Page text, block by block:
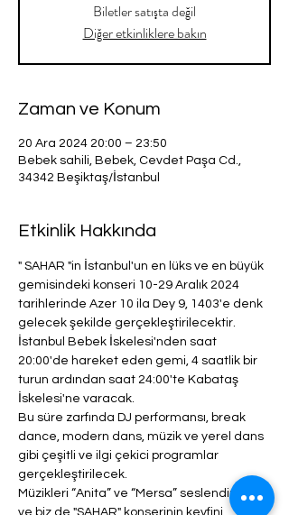
Biletler satışta değil
Diğer etkinliklere bakın
Zaman ve Konum
20 Ara 2024 20:00 – 23:50
Bebek sahili, Bebek, Cevdet Paşa Cd.,
34342 Beşiktaş/İstanbul
Etkinlik Hakkında
" SAHAR "in İstanbul'un en lüks ve en büyük
gemisindeki konseri 10-29 Aralık 2024
tarihlerinde Azer 10 ila Dey 9, 1403'e denk
gelecek şekilde gerçekleştirilecektir.
İstanbul Bebek İskelesi'nden saat
20:00'de hareket eden gemi, 4 saatlik bir
turun ardından saat 24:00'te Kabataş
İskelesi'ne varacak.
Bu süre zarfında DJ performansı, break
dance, modern dans, müzik ve yerel dans
gibi çeşitli ve ilgi çekici programlar
gerçekleştirilecek.
Müzikleri “Anita” ve “Mersa” seslendirecek
ve biz de "SAHAR" konserinin keyfini